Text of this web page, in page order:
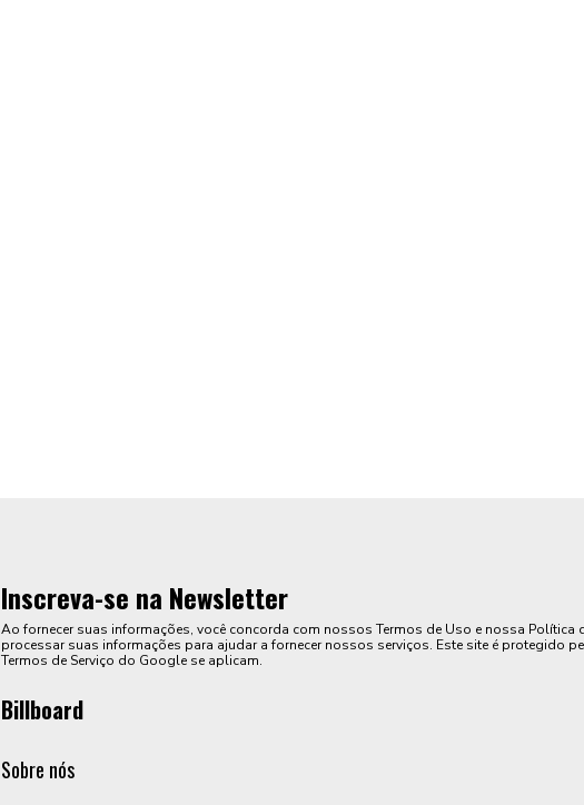
Inscreva-se na Newsletter
Ao fornecer suas informações, você concorda com nossos Termos de Uso e nossa
processar suas informações para ajudar a fornecer nossos serviços. Este site é protegido
Termos de Serviço do Google se aplicam.
Billboard
Sobre nós